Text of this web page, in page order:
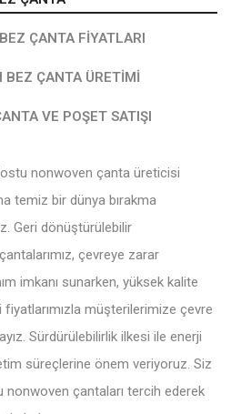
ÇANTA FIYATLARI
BEZ ÇANTA ÜRETIMI
VE POŞET SATIŞI
nonwoven çanta üreticisi
temiz bir dünya bırakma
Geri dönüştürülebilir
çevreye zarar
imkanı sunarken, yüksek kalite
fiyatlarımızla müşterilerimize çevre
Sürdürülebilirlik ilkesi ile enerji
süreçlerine önem veriyoruz. Siz
çantaları tercih ederek